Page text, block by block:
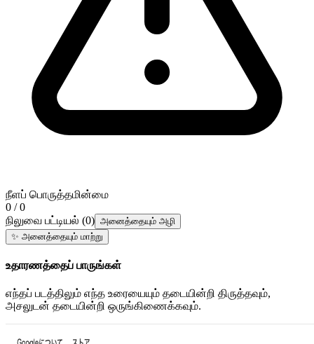
நீளப் பொருத்தமின்மை
0 / 0
நிலுவை பட்டியல் (0) அனைத்தையும் அழி
✨ அனைத்தையும் மாற்று
உதாரணத்தைப் பாருங்கள்
எந்தப் படத்திலும் எந்த உரையையும் தடையின்றி திருத்தவும்,
அசலுடன் தடையின்றி ஒருங்கிணைக்கவும்.